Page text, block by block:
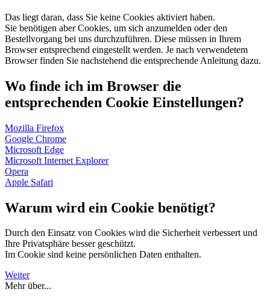
Das liegt daran, dass Sie keine Cookies aktiviert haben.
Sie benötigen aber Cookies, um sich anzumelden oder den
Bestellvorgang bei uns durchzuführen. Diese müssen in Ihrem
Browser entsprechend eingestellt werden. Je nach verwendetem
Browser finden Sie nachstehend die entsprechende Anleitung dazu.
Wo finde ich im Browser die
entsprechenden Cookie Einstellungen?
Mozilla Firefox
Google Chrome
Microsoft Edge
Microsoft Internet Explorer
Opera
Apple Safari
Warum wird ein Cookie benötigt?
Durch den Einsatz von Cookies wird die Sicherheit verbessert und
Ihre Privatsphäre besser geschützt.
Im Cookie sind keine persönlichen Daten enthalten.
Weiter
Mehr über...